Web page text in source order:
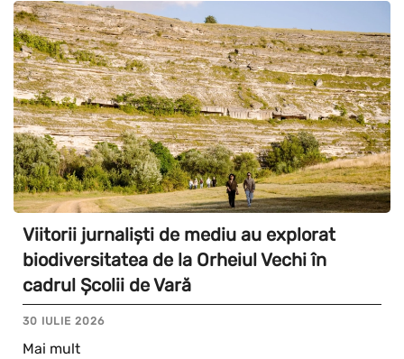
Viitorii jurnaliști de mediu au explorat
biodiversitatea de la Orheiul Vechi în
cadrul Școlii de Vară
30 IULIE 2026
Mai mult